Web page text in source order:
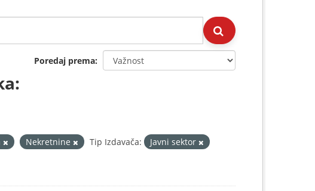
Poredaj prema
Nekretnine Tip Izdavača:
Javni sektor